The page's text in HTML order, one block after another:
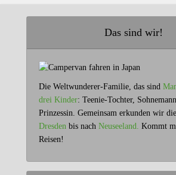
Das sind wir!
Die Weltwunderer-Familie, das sind
drei Kinder: Teenie-Tochter,
Prinzessin. Gemeinsam erkunden wir
Dresden bis nach Neuseeland. Kommt
Reisen!